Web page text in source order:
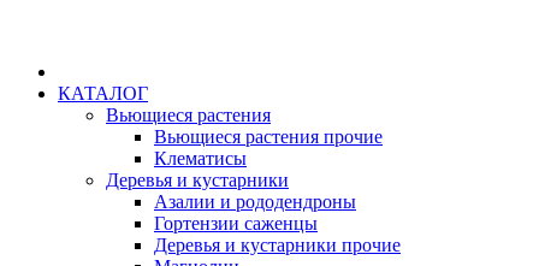
КАТАЛОГ
Вьющиеся растения
Вьющиеся растения прочие
Клематисы
Деревья и кустарники
Азалии и рододендроны
Гортензии саженцы
Деревья и кустарники прочие